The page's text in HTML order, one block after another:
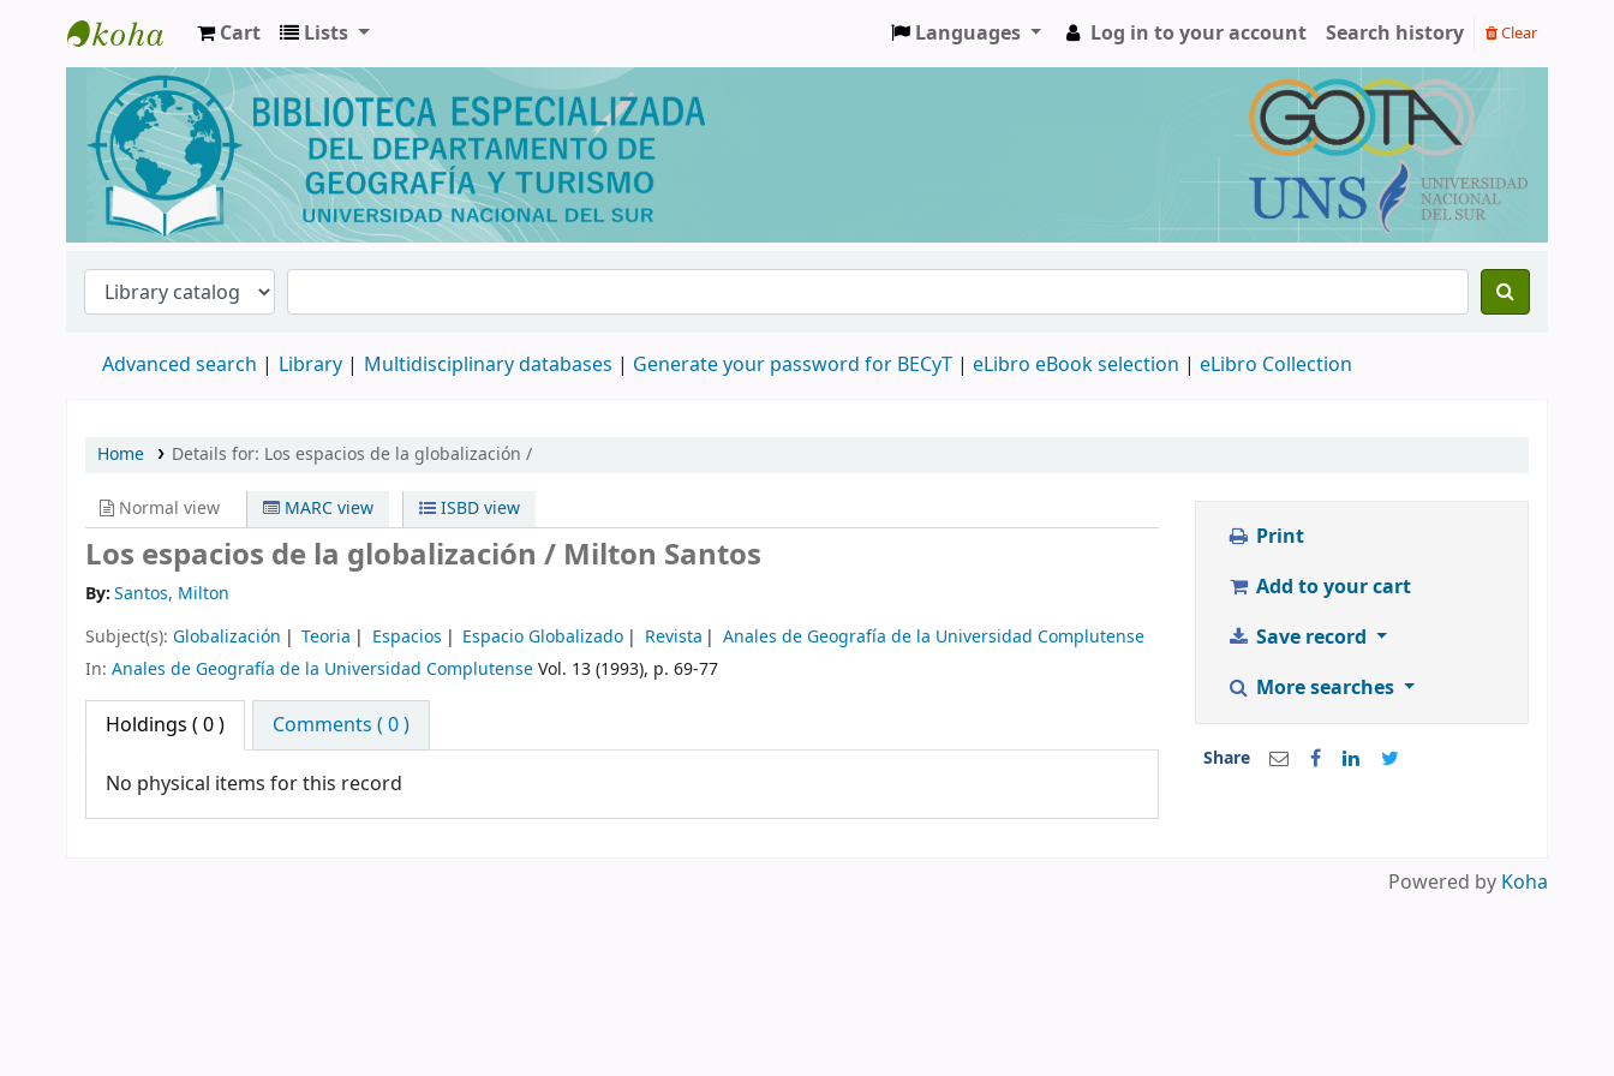
Biblioteca de Geografía y Turismo
Cart Lists Languages Log in to your account Search history Clear
Advanced search Library Multidisciplinary databases | Generate your password for BECyT | eLibro eBook selection | eLibro Collection
Home Details for: Los espacios de la globalización /
Normal view MARC view ISBD view
Los espacios de la globalización / Milton Santos
By:Santos, Milton
Subject(s): Globalización Teoria Espacios Espacio Globalizado Revista
Anales de Geografía de la Universidad Complutense
In: Anales de Geografía de la Universidad ComplutenseVol. 13 (1993), p. 69-77
Holdings ( 0 ) Comments ( 0 )
No physical items for this record
Print
Add to your cart
Save record
More searches
Share
Powered by Koha